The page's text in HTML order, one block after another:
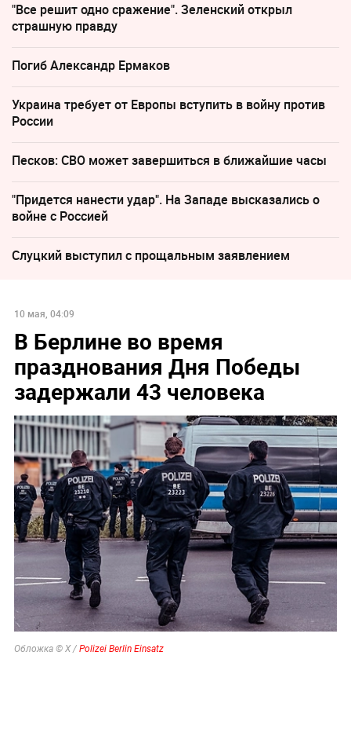
"Все решит одно сражение". Зеленский открыл
страшную правду
Погиб Александр Ермаков
Украина требует от Европы вступить в войну против
России
Песков: СВО может завершиться в ближайшие часы
"Придется нанести удар". На Западе высказались о
войне с Россией
Слуцкий выступил с прощальным заявлением
10 мая, 04:09
В Берлине во время
празднования Дня Победы
задержали 43 человека
Обложка © X / Polizei Berlin Einsatz